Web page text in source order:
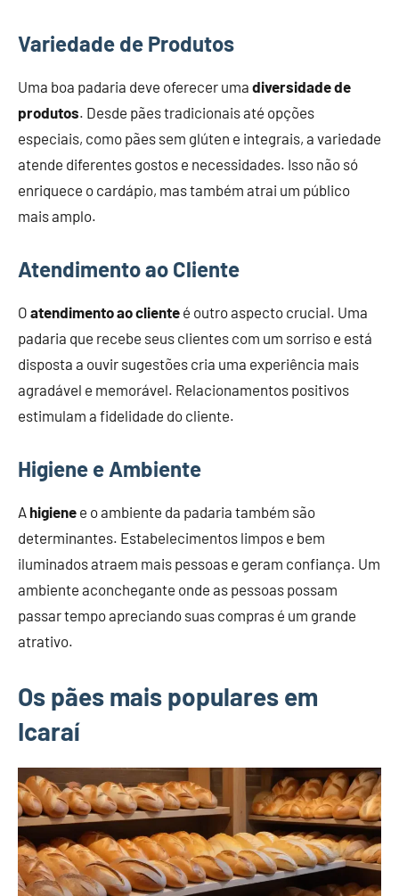
Variedade de Produtos
Uma boa padaria deve oferecer uma diversidade de
produtos. Desde pães tradicionais até opções
especiais, como pães sem glúten e integrais, a variedade
atende diferentes gostos e necessidades. Isso não só
enriquece o cardápio, mas também atrai um público
mais amplo.
Atendimento ao Cliente
O atendimento ao cliente é outro aspecto crucial. Uma
padaria que recebe seus clientes com um sorriso e está
disposta a ouvir sugestões cria uma experiência mais
agradável e memorável. Relacionamentos positivos
estimulam a fidelidade do cliente.
Higiene e Ambiente
A higiene e o ambiente da padaria também são
determinantes. Estabelecimentos limpos e bem
iluminados atraem mais pessoas e geram confiança. Um
ambiente aconchegante onde as pessoas possam
passar tempo apreciando suas compras é um grande
atrativo.
Os pães mais populares em
Icaraí